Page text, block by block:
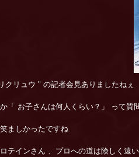
クリュウ " の記者会見ありましたねぇ
「 お子さんは何人くらい？」 って質
ましかったですね
テインさん 、プロへの道は険しく遠